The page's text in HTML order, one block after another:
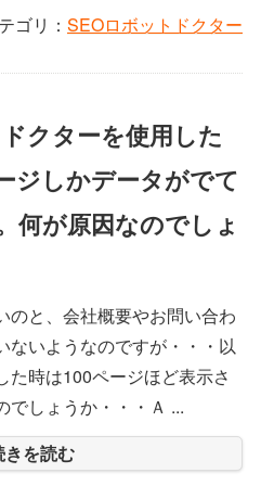
ゴリ： SEOロボットドクター
ジしかデータがでて
何が原因なのでしょ
のと、会社概要やお問い合わ
ないようなのですが・・・以
た時は100ページほど表示さ
でしょうか・・・Ａ ...
きを読む